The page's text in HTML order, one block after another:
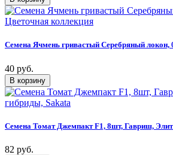
Семена Ячмень гривастый Серебряный локон,
40 руб.
Семена Томат Джемпакт F1, 8шт, Гавриш,
82 руб.